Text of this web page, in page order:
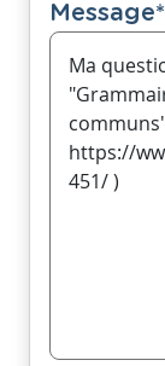
Message*